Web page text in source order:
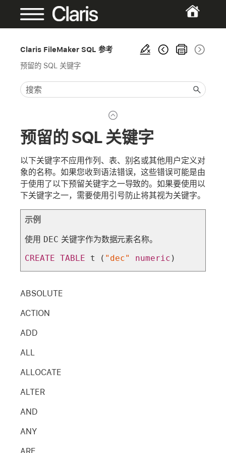
Claris FileMaker SQL 参考
预留的 SQL 关键字
预留的 SQL 关键字
以下关键字不应用作列、表、别名或其他用户定义对
象的名称。如果您收到语法错误，这些错误可能是由
于使用了以下预留关键字之一导致的。如果要使用以
下关键字之一，需要使用引号防止将其视为关键字。
示例
使用 DEC 关键字作为数据元素名称。
CREATE TABLE t ( "dec" numeric )
ABSOLUTE
ACTION
ADD
ALL
ALLOCATE
ALTER
AND
ANY